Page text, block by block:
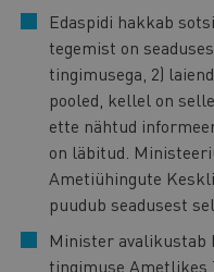
Edaspidi hakkab
tegemist on
tingimusega, 2)
pooled, kellel on
ette nähtud
on läbitud.
Ametiühingute
puudub seadusest
Minister avalikustab
tingimuse Ametlikes